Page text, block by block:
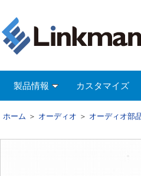
製品情報 カスタマイズ
ホーム ＞ オーディオ ＞ オーディオ部